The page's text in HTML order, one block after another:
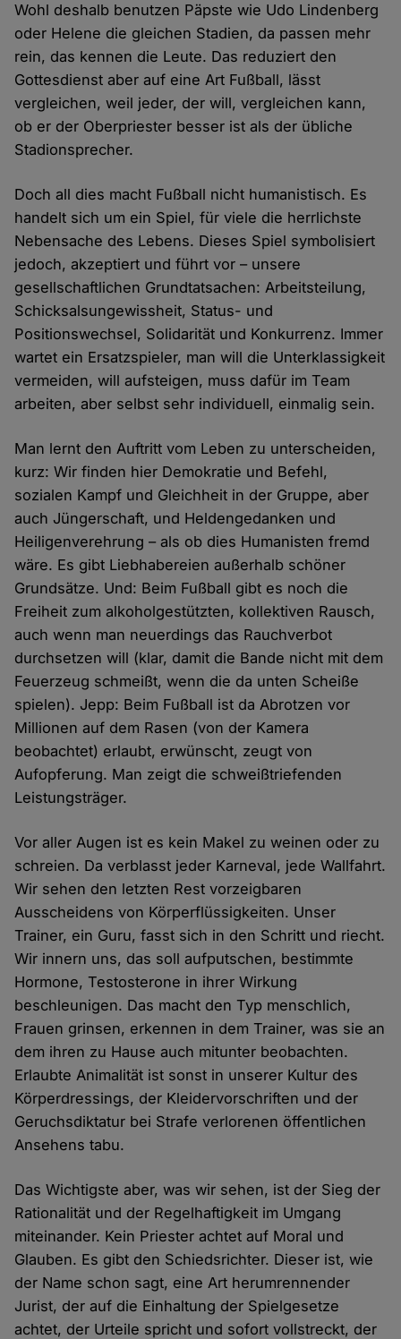
Wohl deshalb benutzen Päpste wie Udo Lindenberg
oder Helene die gleichen Stadien, da passen mehr
rein, das kennen die Leute. Das reduziert den
Gottesdienst aber auf eine Art Fußball, lässt
vergleichen, weil jeder, der will, vergleichen kann,
ob er der Oberpriester besser ist als der übliche
Stadionsprecher.
Doch all dies macht Fußball nicht humanistisch. Es
handelt sich um ein Spiel, für viele die herrlichste
Nebensache des Lebens. Dieses Spiel symbolisiert
jedoch, akzeptiert und führt vor – unsere
gesellschaftlichen Grundtatsachen: Arbeitsteilung,
Schicksalsungewissheit, Status- und
Positionswechsel, Solidarität und Konkurrenz. Immer
wartet ein Ersatzspieler, man will die Unterklassigkeit
vermeiden, will aufsteigen, muss dafür im Team
arbeiten, aber selbst sehr individuell, einmalig sein.
Man lernt den Auftritt vom Leben zu unterscheiden,
kurz: Wir finden hier Demokratie und Befehl,
sozialen Kampf und Gleichheit in der Gruppe, aber
auch Jüngerschaft, und Heldengedanken und
Heiligenverehrung – als ob dies Humanisten fremd
wäre. Es gibt Liebhabereien außerhalb schöner
Grundsätze. Und: Beim Fußball gibt es noch die
Freiheit zum alkoholgestützten, kollektiven Rausch,
auch wenn man neuerdings das Rauchverbot
durchsetzen will (klar, damit die Bande nicht mit dem
Feuerzeug schmeißt, wenn die da unten Scheiße
spielen). Jepp: Beim Fußball ist da Abrotzen vor
Millionen auf dem Rasen (von der Kamera
beobachtet) erlaubt, erwünscht, zeugt von
Aufopferung. Man zeigt die schweißtriefenden
Leistungsträger.
Vor aller Augen ist es kein Makel zu weinen oder zu
schreien. Da verblasst jeder Karneval, jede Wallfahrt.
Wir sehen den letzten Rest vorzeigbaren
Ausscheidens von Körperflüssigkeiten. Unser
Trainer, ein Guru, fasst sich in den Schritt und riecht.
Wir innern uns, das soll aufputschen, bestimmte
Hormone, Testosterone in ihrer Wirkung
beschleunigen. Das macht den Typ menschlich,
Frauen grinsen, erkennen in dem Trainer, was sie an
dem ihren zu Hause auch mitunter beobachten.
Erlaubte Animalität ist sonst in unserer Kultur des
Körperdressings, der Kleidervorschriften und der
Geruchsdiktatur bei Strafe verlorenen öffentlichen
Ansehens tabu.
Das Wichtigste aber, was wir sehen, ist der Sieg der
Rationalität und der Regelhaftigkeit im Umgang
miteinander. Kein Priester achtet auf Moral und
Glauben. Es gibt den Schiedsrichter. Dieser ist, wie
der Name schon sagt, eine Art herumrennender
Jurist, der auf die Einhaltung der Spielgesetze
achtet, der Urteile spricht und sofort vollstreckt, der